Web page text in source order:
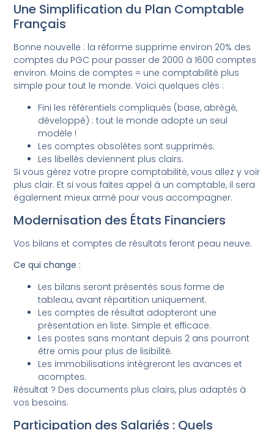
Une Simplification du Plan Comptable
Français
Bonne nouvelle : la réforme supprime environ 20% des
comptes du PGC pour passer de 2000 à 1600 comptes
environ. Moins de comptes = une comptabilité plus
simple pour tout le monde. Voici quelques clés :
Fini les référentiels compliqués (base, abrégé,
développé) : tout le monde adopte un seul
modèle !
Les comptes obsolètes sont supprimés.
Les libellés deviennent plus clairs.
Si vous gérez votre propre comptabilité, vous allez y voir
plus clair. Et si vous faites appel à un comptable, il sera
également mieux armé pour vous accompagner.
Modernisation des États Financiers
Vos bilans et comptes de résultats feront peau neuve.
Ce qui change :
Les bilans seront présentés sous forme de
tableau, avant répartition uniquement.
Les comptes de résultat adopteront une
présentation en liste. Simple et efficace.
Les postes sans montant depuis 2 ans pourront
être omis pour plus de lisibilité.
Les immobilisations intègreront les avances et
acomptes.
Résultat ? Des documents plus clairs, plus adaptés à
vos besoins.
Participation des Salariés : Quels